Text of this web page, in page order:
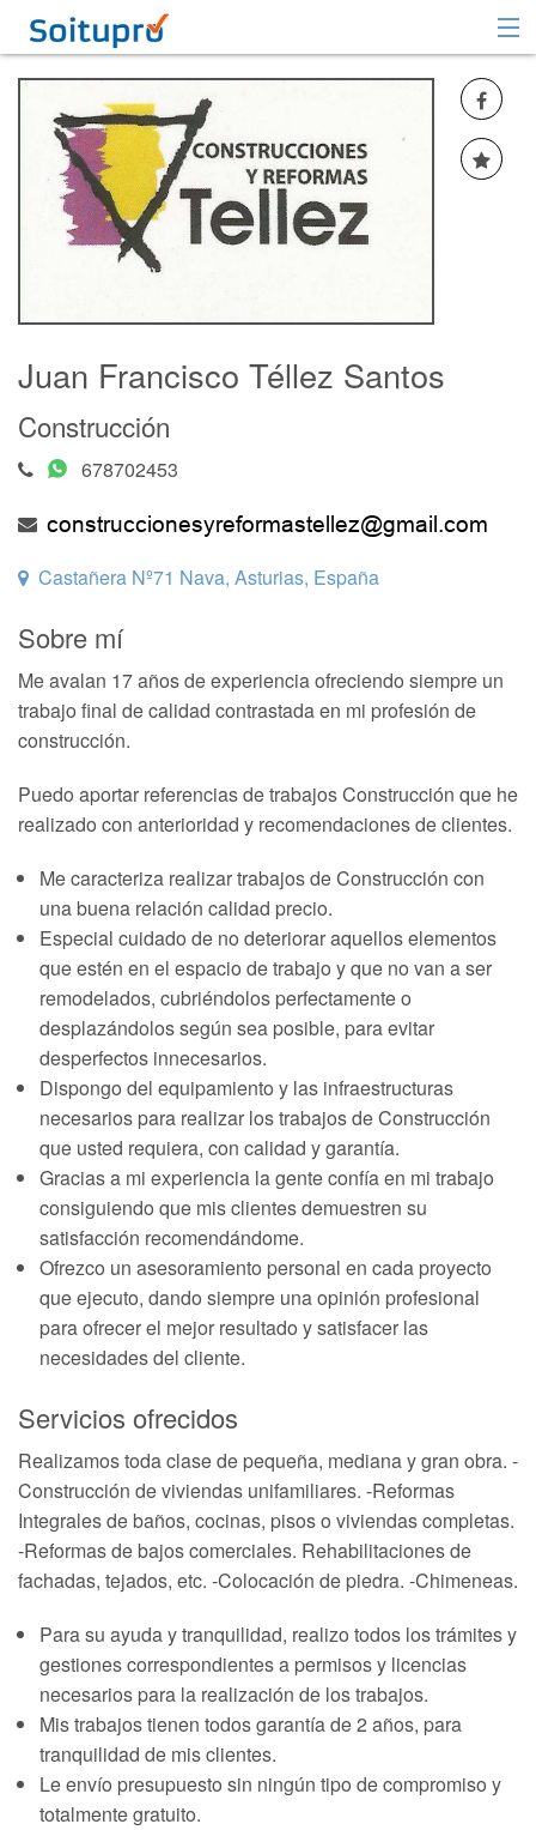
Recomendar
Iniciar sesión
Juan Francisco Téllez Santos
Construcción
678702453
Castañera Nº71 Nava, Asturias, España
Sobre mí
Me avalan 17 años de experiencia ofreciendo siempre un
trabajo final de calidad contrastada en mi profesión de
construcción.
Puedo aportar referencias de trabajos Construcción que he
realizado con anterioridad y recomendaciones de clientes.
Me caracteriza realizar trabajos de Construcción con
una buena relación calidad precio.
Especial cuidado de no deteriorar aquellos elementos
que estén en el espacio de trabajo y que no van a ser
remodelados, cubriéndolos perfectamente o
desplazándolos según sea posible, para evitar
desperfectos innecesarios.
Dispongo del equipamiento y las infraestructuras
necesarios para realizar los trabajos de Construcción
que usted requiera, con calidad y garantía.
Gracias a mi experiencia la gente confía en mi trabajo
consiguiendo que mis clientes demuestren su
satisfacción recomendándome.
Ofrezco un asesoramiento personal en cada proyecto
que ejecuto, dando siempre una opinión profesional
para ofrecer el mejor resultado y satisfacer las
necesidades del cliente.
Servicios ofrecidos
Realizamos toda clase de pequeña, mediana y gran obra. -
Construcción de viviendas unifamiliares. -Reformas
Integrales de baños, cocinas, pisos o viviendas completas.
-Reformas de bajos comerciales. Rehabilitaciones de
fachadas, tejados, etc. -Colocación de piedra. -Chimeneas.
Para su ayuda y tranquilidad, realizo todos los trámites y
gestiones correspondientes a permisos y licencias
necesarios para la realización de los trabajos.
Mis trabajos tienen todos garantía de 2 años, para
tranquilidad de mis clientes.
Le envío presupuesto sin ningún tipo de compromiso y
totalmente gratuito.